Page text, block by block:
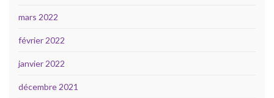
mars 2022
février 2022
janvier 2022
décembre 2021